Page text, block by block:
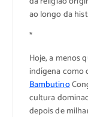
ao longo da
*
Hoje, a menos
indígena como
Bambutino
cultura
depois de